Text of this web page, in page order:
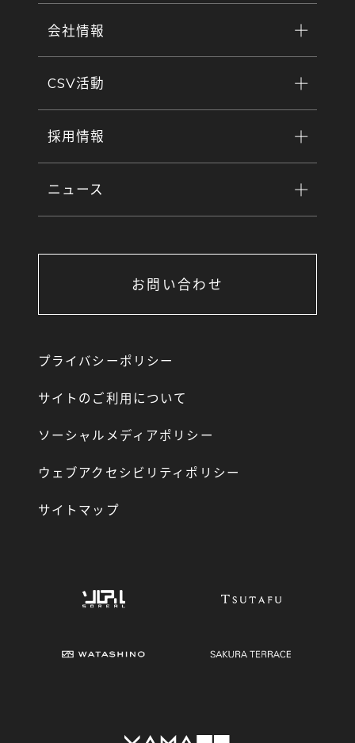
会社情報
CSV活動
採用情報
ニュース
お問い合わせ
プライバシーポリシー
サイトのご利用について
ソーシャルメディアポリシー
ウェブアクセシビリティポリシー
サイトマップ